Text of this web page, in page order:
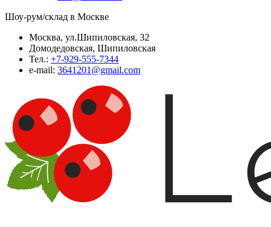
Шоу-рум/склад в Москве
Москва, ул.Шипиловская, 32
Домодедовская, Шипиловская
Тел.: +7-929-555-7344
e-mail: 3641201@gmail.com